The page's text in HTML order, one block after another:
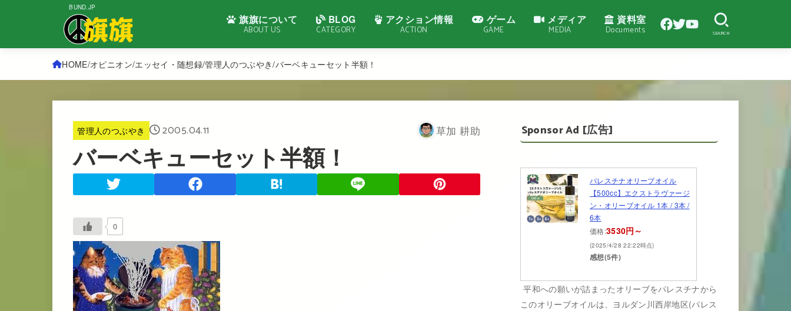
BUND.JP
旗旗について
ABOUT US
BLOG
CATEGORY
アクション情報
ACTION
ゲーム
GAME
メディア
MEDIA
資料室
Documents SEARCH
HOME オピニオン エッセイ・随想録 管理人のつぶやき バーベキューセット半額！
管理人のつぶやき 2005.04.11 草加 耕助
バーベキューセット半額！
0
Sponsor Ad [広告]
パレスチナオリーブオイル
【500cc】エクストラヴァージ
ン・オリーブオイル 1本 / 3本 /
6本
価格:3530円～
(2025/4/28 22:22時点)
感想(5件)
平和への願いが詰まったオリーブをパレスチナから
このオリーブオイルは、ヨルダン川西岸地区(パレス